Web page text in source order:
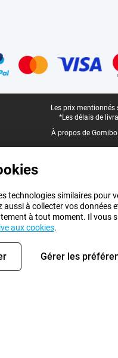
Les prix
*Les délais de
À propos de
technologies similaires
aussi à collecter vos
à tout moment. Il vous
aux cookies.
Gérer les